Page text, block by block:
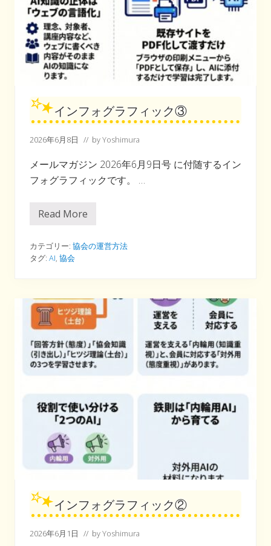
インフォグラフィック③
2026年6月8日 // byYoshimura
メールマガジン 2026年6月9日号 に付随するイン
フォグラフィックです。 …
イ
ォ
グ
ラ
ク
③
Read More
カテゴリー: 協会の運営方法
タグ: AI, 協会
インフォグラフィック②
2026年6月1日 // byYoshimura